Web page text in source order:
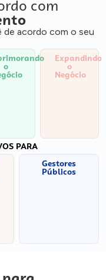
com
de acordo com o seu
o
Expandindo
o
Negócio
PARA
Gestores
Públicos